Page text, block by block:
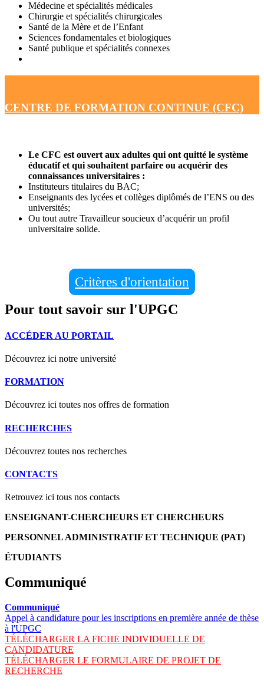
Médecine et spécialités médicales
Chirurgie et spécialités chirurgicales
Santé de la Mère et de l’Enfant
Sciences fondamentales et biologiques
Santé publique et spécialités connexes
CENTRE DE FORMATION CONTINUE (CFC)
Le CFC est ouvert aux adultes qui ont quitté le système
éducatif et qui souhaitent parfaire ou acquérir des
connaissances universitaires :
Instituteurs titulaires du BAC;
Enseignants des lycées et collèges diplômés de l’ENS ou des
universités;
Ou tout autre Travailleur soucieux d’acquérir un profil
universitaire solide.
Critères d'orientation
Pour tout savoir sur l'UPGC
ACCÉDER AU PORTAIL
Découvrez ici notre université
FORMATION
Découvrez ici toutes nos offres de formation
RECHERCHES
Découvrez toutes nos recherches
CONTACTS
Retrouvez ici tous nos contacts
ENSEIGNANT-CHERCHEURS ET CHERCHEURS
PERSONNEL ADMINISTRATIF ET TECHNIQUE (PAT)
ÉTUDIANTS
Communiqué
Communiqué
Appel à candidature pour les inscriptions en première année de thèse
à l'UPGC
TÉLÉCHARGER LA FICHE INDIVIDUELLE DE
CANDIDATURE
TÉLÉCHARGER LE FORMULAIRE DE PROJET DE
RECHERCHE